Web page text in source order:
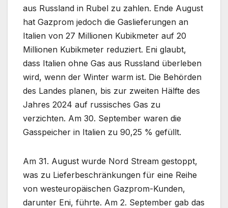
aus Russland in Rubel zu zahlen. Ende August
hat Gazprom jedoch die Gaslieferungen an
Italien von 27 Millionen Kubikmeter auf 20
Millionen Kubikmeter reduziert. Eni glaubt,
dass Italien ohne Gas aus Russland überleben
wird, wenn der Winter warm ist. Die Behörden
des Landes planen, bis zur zweiten Hälfte des
Jahres 2024 auf russisches Gas zu
verzichten. Am 30. September waren die
Gasspeicher in Italien zu 90,25 % gefüllt.
Am 31. August wurde Nord Stream gestoppt,
was zu Lieferbeschränkungen für eine Reihe
von westeuropäischen Gazprom-Kunden,
darunter Eni, führte. Am 2. September gab das